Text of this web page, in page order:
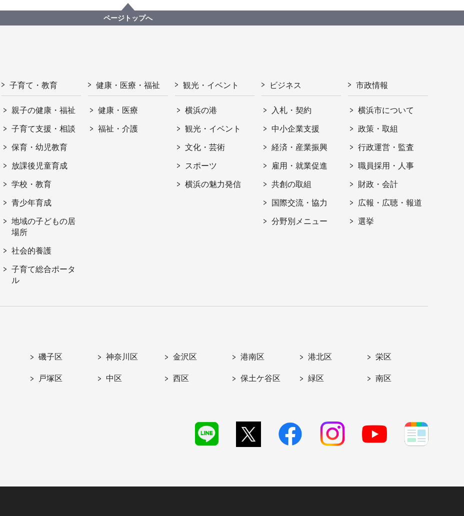
ページトップへ
子育て・教育
親子の健康・福祉
子育て支援・相談
保育・幼児教育
放課後児童育成
学校・教育
青少年育成
地域の子どもの居
場所
社会的養護
子育て総合ポータ
ル
健康・医療・福祉
健康・医療
福祉・介護
観光・イベント
横浜の港
観光・イベント
文化・芸術
スポーツ
横浜の魅力発信
ビジネス
入札・契約
中小企業支援
経済・産業振興
雇用・就業促進
共創の取組
国際交流・協力
分野別メニュー
市政情報
横浜市について
政策・取組
行政運営・監査
職員採用・人事
財政・会計
広報・広聴・報道
選挙
磯子区 神奈川区 金沢区 港南区 港北区 栄区
戸塚区 中区 西区 保土ケ谷区 緑区 南区